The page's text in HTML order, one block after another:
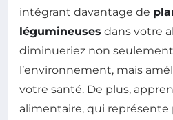
intégrant davantage de
légumineuses dans votre
diminueriez non
l’environnement, mais
votre santé. De plus,
alimentaire, qui représente